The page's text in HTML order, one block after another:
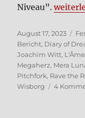
Niveau”.„M’era
Veröffentlicht
am
August 17, 2023
Bericht, Diary of
Joachim Witt,
Megaherz, Mera
Pitchfork, Rave the
Wisborg
4